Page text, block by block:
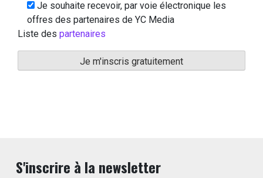
Je souhaite recevoir, par voie électronique les
offres des partenaires de YC Media
Liste des partenaires
S'inscrire à la newsletter